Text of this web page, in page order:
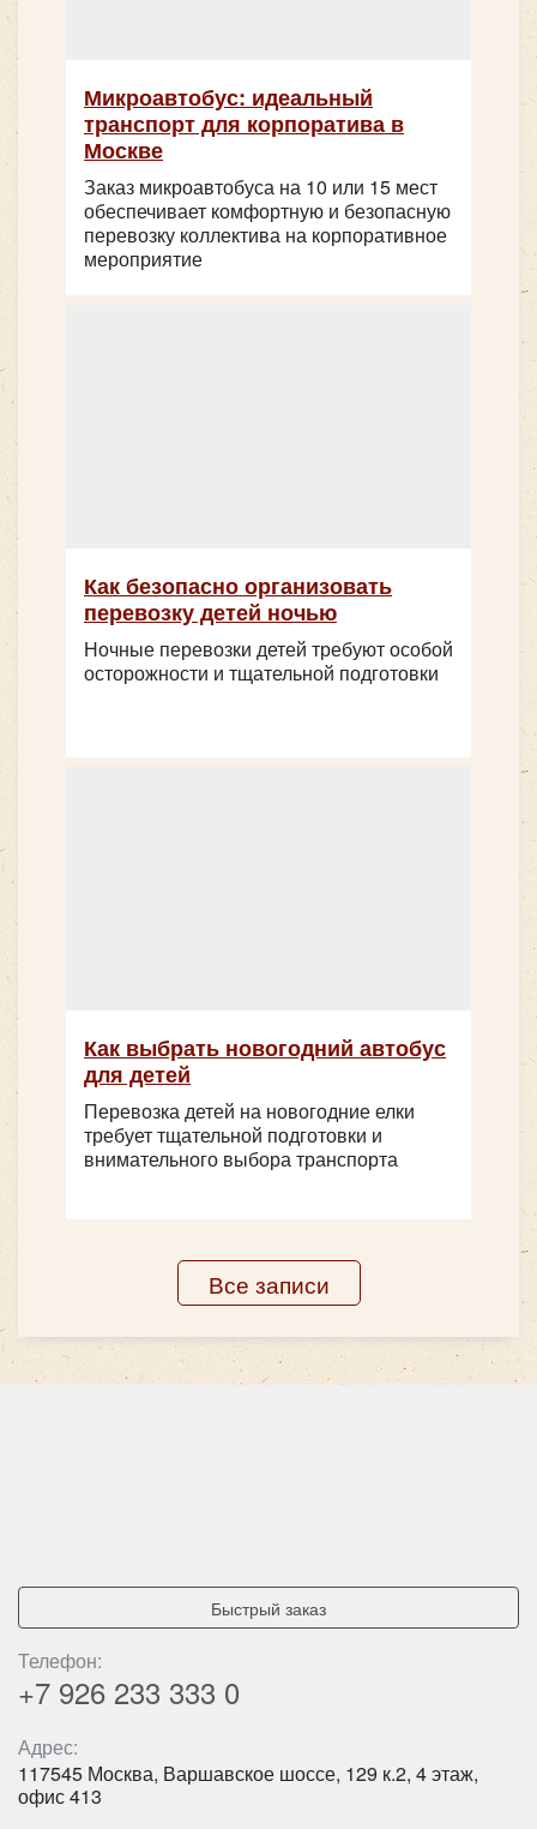
Количество мест:53
Цена от:
Количество мест:32
Цена от: 2800 руб/час
Neoplan N116 Cityliner 50 мест
Количество мест:50
Количество мест:20
Цена от:
Количество мест:20
Цена от: 1800 руб/час
Hyundai Grand Starex H1
Количество мест:8
Цена от:1600 руб/час
Микроавтобус: идеальный
транспорт для корпоратива в
Москве
Заказ микроавтобуса на 10 или 15 мест
обеспечивает комфортную и безопасную
перевозку коллектива на корпоративное
мероприятие
Как безопасно организовать
перевозку детей ночью
Ночные перевозки детей требуют особой
осторожности и тщательной подготовки
Как выбрать новогодний автобус
для детей
Перевозка детей на новогодние елки
требует тщательной подготовки и
внимательного выбора транспорта
Все записи
Быстрый заказ
Телефон:
+7 926 233 333 0
Адрес:
117545 Москва, Варшавское шоссе, 129 к.2, 4 этаж,
офис 413